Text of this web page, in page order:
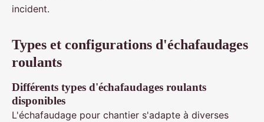
incident.
Types et configurations d'échafaudages
roulants
Différents types d'échafaudages roulants
disponibles
L'échafaudage pour chantier s'adapte à diverses